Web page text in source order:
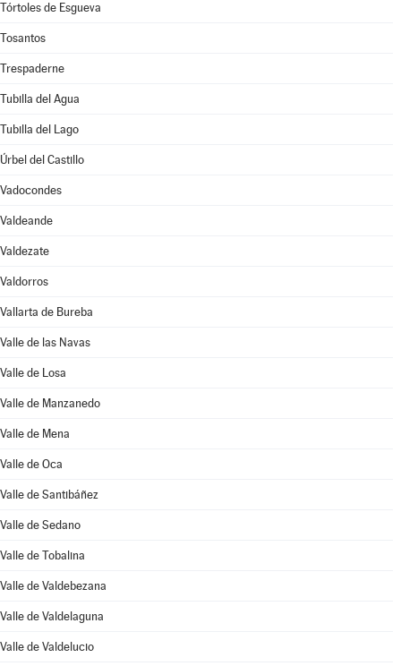
Tórtoles de Esgueva
Tosantos
Trespaderne
Tubilla del Agua
Tubilla del Lago
Úrbel del Castillo
Vadocondes
Valdeande
Valdezate
Valdorros
Vallarta de Bureba
Valle de las Navas
Valle de Losa
Valle de Manzanedo
Valle de Mena
Valle de Oca
Valle de Santibáñez
Valle de Sedano
Valle de Tobalina
Valle de Valdebezana
Valle de Valdelaguna
Valle de Valdelucio